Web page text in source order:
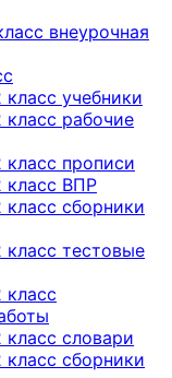
внеурочная
учебники
рабочие
прописи
класс ВПР
сборники
тестовые
класс
словари
сборники